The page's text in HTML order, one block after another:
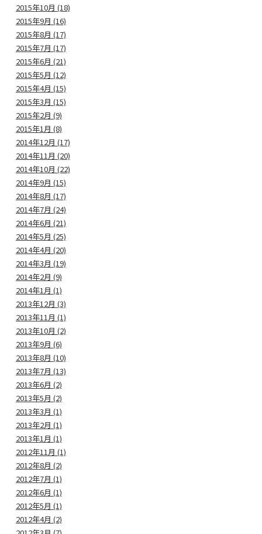
2015年10月 (18)
2015年9月 (16)
2015年8月 (17)
2015年7月 (17)
2015年6月 (21)
2015年5月 (12)
2015年4月 (15)
2015年3月 (15)
2015年2月 (9)
2015年1月 (8)
2014年12月 (17)
2014年11月 (20)
2014年10月 (22)
2014年9月 (15)
2014年8月 (17)
2014年7月 (24)
2014年6月 (21)
2014年5月 (25)
2014年4月 (20)
2014年3月 (19)
2014年2月 (9)
2014年1月 (1)
2013年12月 (3)
2013年11月 (1)
2013年10月 (2)
2013年9月 (6)
2013年8月 (10)
2013年7月 (13)
2013年6月 (2)
2013年5月 (2)
2013年3月 (1)
2013年2月 (1)
2013年1月 (1)
2012年11月 (1)
2012年8月 (2)
2012年7月 (1)
2012年6月 (1)
2012年5月 (1)
2012年4月 (2)